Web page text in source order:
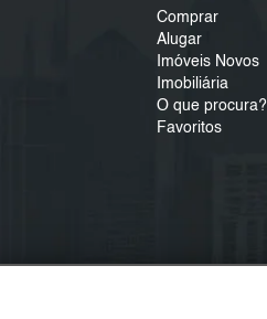
Comprar
Alugar
Imóveis Novos
Imobiliária
O que procura?
Favoritos